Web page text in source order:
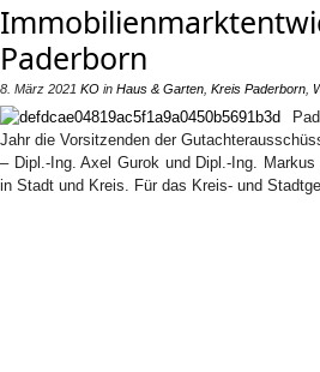
Paderborn
8. März 2021 KO in Haus & Garten Kreis Paderborn
Jahr die Vorsitzenden der
– Dipl.-Ing. Axel Gurok und Dipl.-Ing.
in Stadt und Kreis. Für das Kreis- und